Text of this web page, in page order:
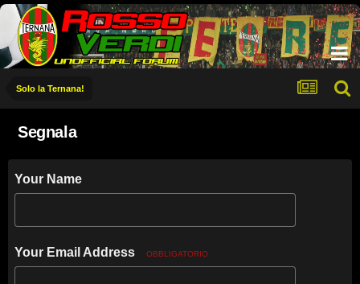
Solo la Ternana!
Segnala
Your Name
Your Email Address OBBLIGATORIO